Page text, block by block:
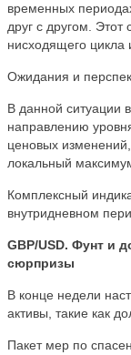
временных
друг с другом. Этот
нисходящего цикла
Ожидания и
В данной ситуации
направлению
ценовых
локальный
Комплексный
внутридневном
GBP/USD. Фунт и
сюрпризы
В конце недели
активы, такие как
Пакет мер по